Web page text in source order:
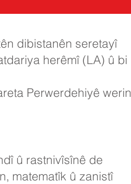
dibistanên seretayî
herêmî (LA) û bi
Perwerdehiyê werin
û rastnivîsînê de
matematîk û zanistî